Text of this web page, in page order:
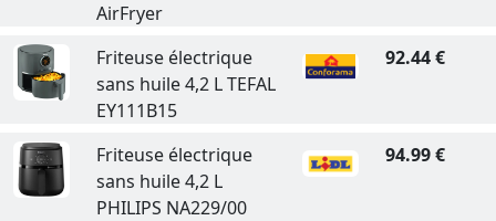
AirFryer
Friteuse électrique
sans huile 4,2 L TEFAL
EY111B15
92.44 €
Friteuse électrique
sans huile 4,2 L
PHILIPS NA229/00
94.99 €